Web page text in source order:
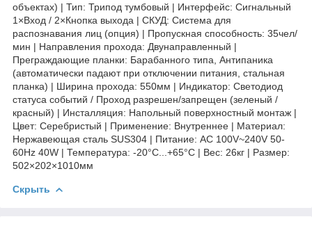
объектах) | Тип: Трипод тумбовый | Интерфейс: Сигнальный
1×Вход / 2×Кнопка выхода | СКУД: Система для
распознавания лиц (опция) | Пропускная способность: 35чел/
мин | Направления прохода: Двунаправленный |
Преграждающие планки: Барабанного типа, Антипаника
(автоматически падают при отключении питания, стальная
планка) | Ширина прохода: 550мм | Индикатор: Светодиод
статуса событий / Проход разрешен/запрещен (зеленый /
красный) | Инсталляция: Напольный поверхностный монтаж |
Цвет: Серебристый | Применение: Внутреннее | Материал:
Нержавеющая сталь SUS304 | Питание: AC 100V~240V 50-
60Hz 40W | Температура: -20°C...+65°C | Вес: 26кг | Размер:
502×202×1010мм
Скрыть